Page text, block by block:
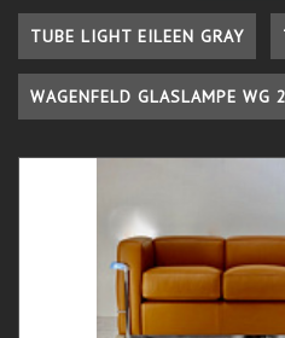
TUBE LIGHT EILEEN GRAY
WAGENFELD GLASLAMPE WG